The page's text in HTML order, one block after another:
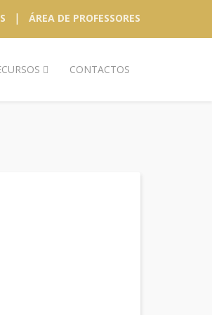
| ÁREA DE PROFESSORES
CONTACTOS